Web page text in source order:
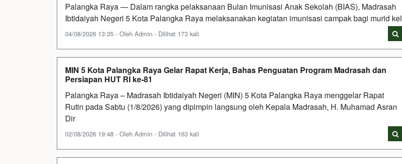
Palangka Raya — Dalam rangka pelaksanaan Bulan Imunisasi Anak Sekolah (BIAS), Madrasah
Ibtidaiyah Negeri 5 Kota Palangka Raya melaksanakan kegiatan imunisasi campak bagi murid kel
04/08/2026 13:35 - Oleh Admin - Dilihat 173 kali
MIN 5 Kota Palangka Raya Gelar Rapat Kerja, Bahas Penguatan Program Madrasah dan
Persiapan HUT RI ke-81
Palangka Raya – Madrasah Ibtidaiyah Negeri (MIN) 5 Kota Palangka Raya menggelar Rapat
Rutin pada Sabtu (1/8/2026) yang dipimpin langsung oleh Kepala Madrasah, H. Muhamad Asran
Dir
02/08/2026 19:48 - Oleh Admin - Dilihat 163 kali